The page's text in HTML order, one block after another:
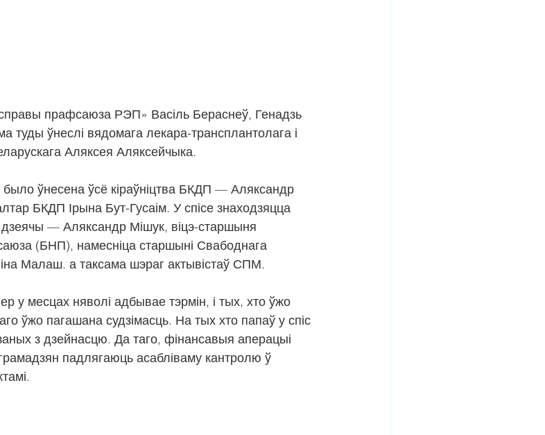
прафсаюза РЭП» Васіль Бераснеў, Генадзь
туды ўнеслі вядомага лекара-трансплантолага і
Аляксея Аляксейчыка.
было ўнесена ўсё кіраўніцтва БКДП — Аляксандр
БКДП Ірына Бут-Гусаім. У спісе знаходзяцца
— Аляксандр Мішук, віцэ-старшыня
(БНП), намесніца старшыні Свабоднага
Малаш. а таксама шэраг актывістаў СПМ.
у месцах няволі адбывае тэрмін, і тых, хто ўжо
ўжо пагашана судзімасць. На тых хто папаў у спіс
з дзейнасцю. Да таго, фінансавыя аперацыі
падлягаюць асабліваму кантролю ў